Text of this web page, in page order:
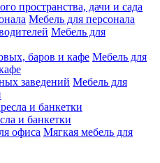
пространства, дачи и сада
Мебель для персонала
Мебель для
Мебель для
Мебель для
и банкетки
Мягкая мебель для